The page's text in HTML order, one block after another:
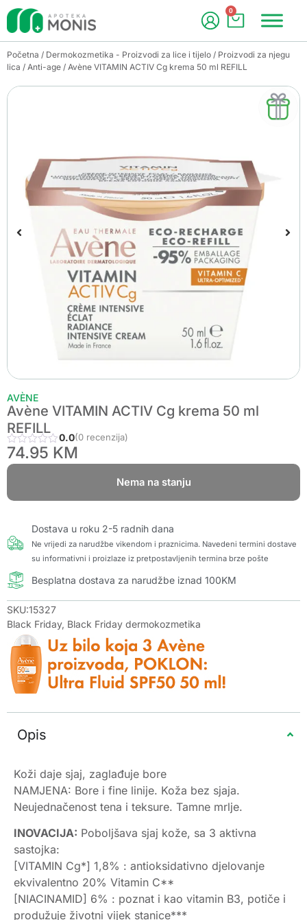
0
Početna / Dermokozmetika - Proizvodi za lice i tijelo / Proizvodi za njegu
lica / Anti-age / Avène VITAMIN ACTIV Cg krema 50 ml REFILL
AVÈNE
Avène VITAMIN ACTIV Cg krema 50 ml
REFILL
0.0(0 recenzija)
74.95 KM
Nema na stanju
Dostava u roku 2-5 radnih dana
Ne vrijedi za narudžbe vikendom i praznicima. Navedeni termini dostave
su informativni i proizlaze iz pretpostavljenih termina brze pošte
Besplatna dostava za narudžbe iznad 100KM
SKU:15327
Black Friday, Black Friday dermokozmetika
Opis
Koži daje sjaj, zaglađuje bore
NAMJENA: Bore i fine linije. Koža bez sjaja.
Neujednačenost tena i teksure. Tamne mrlje.
INOVACIJA: Poboljšava sjaj kože, sa 3 aktivna
sastojka:
[VITAMIN Cg*] 1,8% : antioksidativno djelovanje
ekvivalentno 20% Vitamin C**
[NIACINAMID] 6% : poznat i kao vitamin B3, potiče i
produžuje životni vijek stanice***